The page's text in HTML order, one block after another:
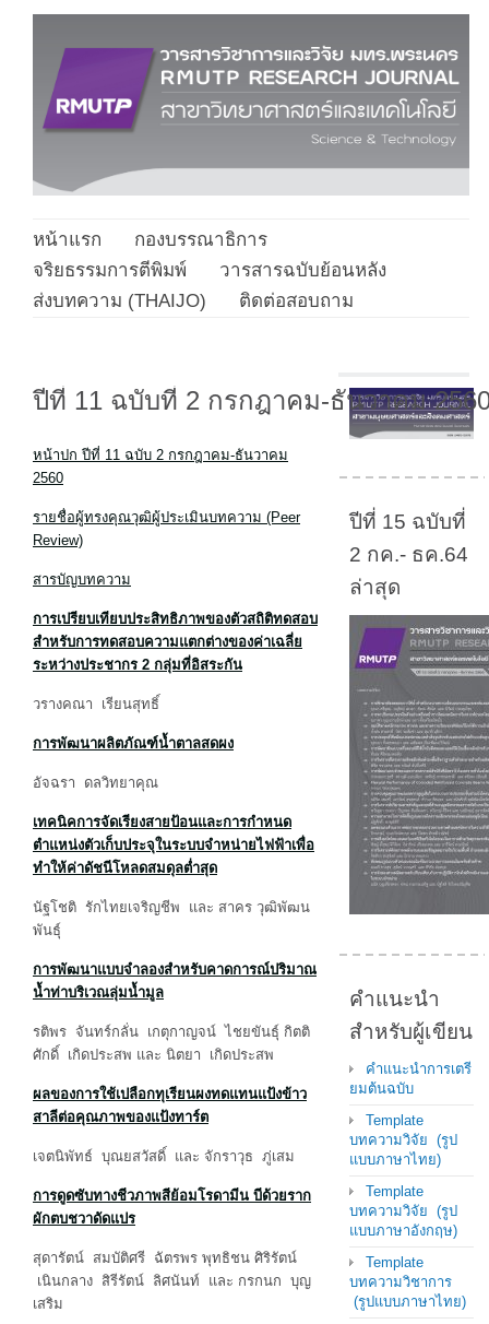
หน้าแรก
กองบรรณาธิการ
จริยธรรมการตีพิมพ์
วารสารฉบับย้อนหลัง
ส่งบทความ (THAIJO)
ติดต่อสอบถาม
ปีที่ 11 ฉบับที่ 2 กรกฎาคม-ธันวาคม
หน้าปก ปีที่ 11 ฉบับ 2 กรกฎาคม-ธันวาคม
2560
รายชื่อผู้ทรงคุณวุฒิผู้ประเมินบทความ (Peer
Review)
สารบัญบทความ
การเปรียบเทียบประสิทธิภาพของตัวสถิติทดสอบ
สำหรับการทดสอบความแตกต่างของค่าเฉลี่ย
ระหว่างประชากร 2 กลุ่มที่อิสระกัน
วรางคณา เรียนสุทธิ์
การพัฒนาผลิตภัณฑ์น้ำตาลสดผง
อัจฉรา ดลวิทยาคุณ
เทคนิคการจัดเรียงสายป้อนและการกำหนด
ตำแหน่งตัวเก็บประจุในระบบจำหน่ายไฟฟ้าเพื่อ
ทำให้ค่าดัชนีโหลดสมดุลต่ำสุด
นัฐโชติ รักไทยเจริญชีพ และ สาคร วุฒิพัฒน
พันธุ์
การพัฒนาแบบจำลองสำหรับคาดการณ์ปริมาณ
น้ำท่าบริเวณลุ่มน้ำมูล
รติพร จันทร์กลั่น เกตุกาญจน์ ไชยขันธุ์ กิตติ
ศักดิ์ เกิดประสพ และ นิตยา เกิดประสพ
ผลของการใช้เปลือกทุเรียนผงทดแทนแป้งข้าว
สาลีต่อคุณภาพของแป้งทาร์ต
เจตนิพัทธ์ บุณยสวัสดิ์ และ จักราวุธ ภู่เสม
การดูดซับทางชีวภาพสีย้อมโรดามีน บีด้วยราก
ผักตบชวาดัดแปร
สุดารัตน์ สมบัติศรี ฉัตรพร พุทธิชน ศิริรัตน์
เนินกลาง สิรีรัตน์ ลิศนันท์ และ กรกนก บุญ
เสริม
ปีที่ 15 ฉบับที่
2 กค.- ธค.64
ล่าสุด
คำแนะนำ
สำหรับผู้เขียน
คำแนะนำการเตรี
ยมต้นฉบับ
Template
บทความวิจัย (รูป
แบบภาษาไทย)
Template
บทความวิจัย (รูป
แบบภาษาอังกฤษ)
Template
บทความวิชาการ
(รูปแบบภาษาไทย)